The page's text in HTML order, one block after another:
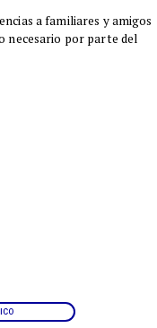
a familiares y amigos
necesario por parte del